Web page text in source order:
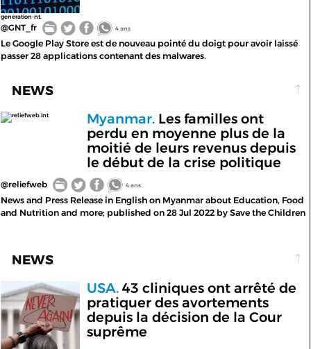
generation-nt.
@GNT_fr 4 ans
Le Google Play Store est de nouveau pointé du doigt pour avoir laissé
passer 28 applications contenant des malwares.
NEWS
reliefweb.int Myanmar.Les familles ont
perdu en moyenne plus de la
moitié de leurs revenus depuis
le début de la crise politique
@reliefweb 4 ans
News and Press Release in English on Myanmar about Education, Food
and Nutrition and more; published on 28 Jul 2022 by Save the Children
NEWS
USA.43 cliniques ont arrêté de
pratiquer des avortements
depuis la décision de la Cour
suprême